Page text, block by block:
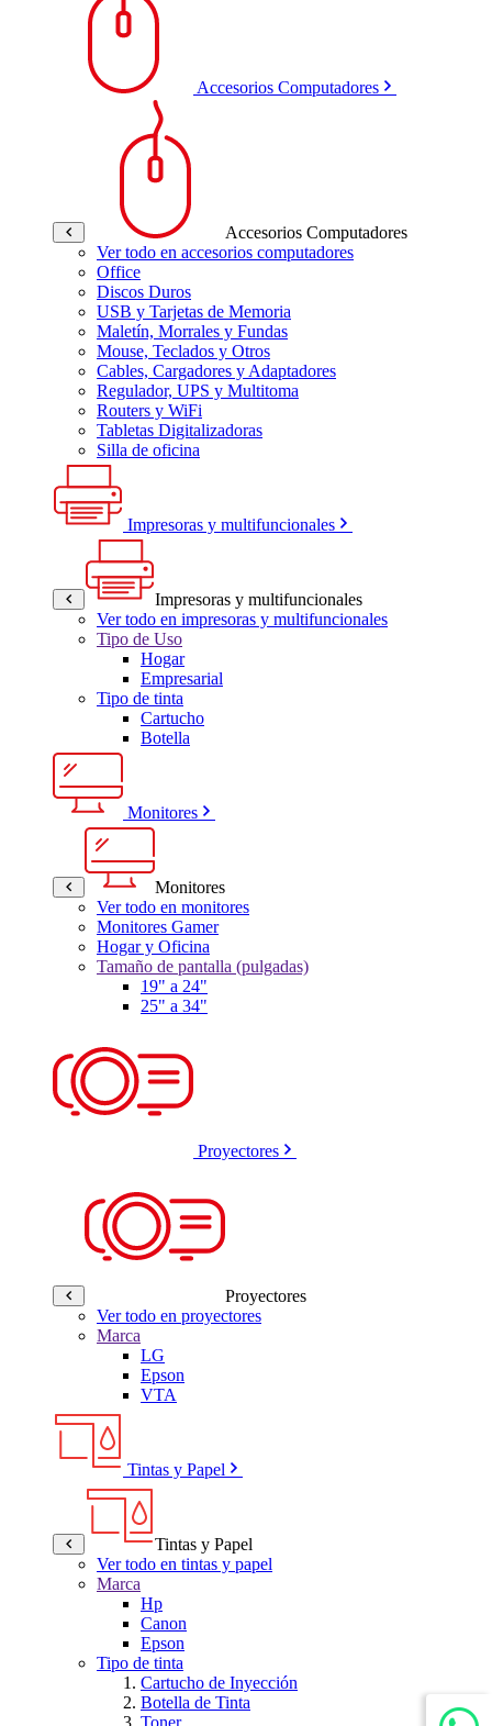
Accesorios Computadores
Accesorios Computadores
Ver todo en accesorios computadores
Office
Discos Duros
USB y Tarjetas de Memoria
Maletín, Morrales y Fundas
Mouse, Teclados y Otros
Cables, Cargadores y Adaptadores
Regulador, UPS y Multitoma
Routers y WiFi
Tabletas Digitalizadoras
Silla de oficina
Impresoras y multifuncionales
Impresoras y multifuncionales
Ver todo en impresoras y multifuncionales
Tipo de Uso
Hogar
Empresarial
Tipo de tinta
Cartucho
Botella
Monitores
Monitores
Ver todo en monitores
Monitores Gamer
Hogar y Oficina
Tamaño de pantalla (pulgadas)
19" a 24"
25" a 34"
Proyectores
Proyectores
Ver todo en proyectores
Marca
LG
Epson
VTA
Tintas y Papel
Tintas y Papel
Ver todo en tintas y papel
Marca
Hp
Canon
Epson
Tipo de tinta
Cartucho de Inyección
Botella de Tinta
Toner